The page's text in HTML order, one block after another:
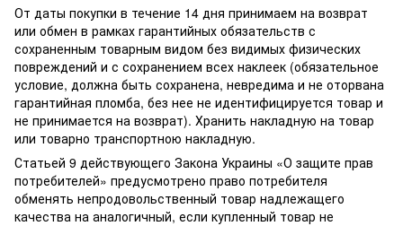
От даты покупки в течение 14 дня принимаем на возврат
или обмен в рамках гарантийных обязательств с
сохраненным товарным видом без видимых физических
повреждений и с сохранением всех наклеек (обязательное
условие, должна быть сохранена, невредима и не оторвана
гарантийная пломба, без нее не идентифицируется товар и
не принимается на возврат). Хранить накладную на товар
или товарно транспортною накладную.
Статьей 9 действующего Закона Украины «О защите прав
потребителей» предусмотрено право потребителя
обменять непродовольственный товар надлежащего
качества на аналогичный, если купленный товар не